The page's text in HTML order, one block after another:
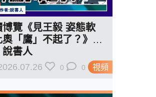
視頻
博覽《見王毅 姿態軟
奧「鷹」不起了？》作
說書人
0 0